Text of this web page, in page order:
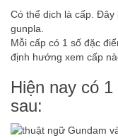
Có thể dịch là cấp. Đây
gunpla.
Mỗi cấp có 1 số đặc
định hướng xem cấp
Hiện nay có
sau: